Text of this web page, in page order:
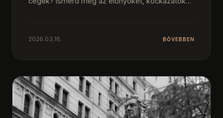
2026.03.16. BŐVEBBEN